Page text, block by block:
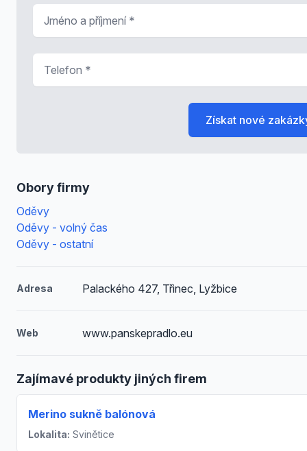
Obory firmy
Oděvy
Oděvy - volný čas
Oděvy - ostatní
Adresa Palackého 427, Třinec, Lyžbice
Web www.panskepradlo.eu
Zajímavé produkty jiných firem
Merino sukně balónová
Lokalita: Svinětice
Získat nové